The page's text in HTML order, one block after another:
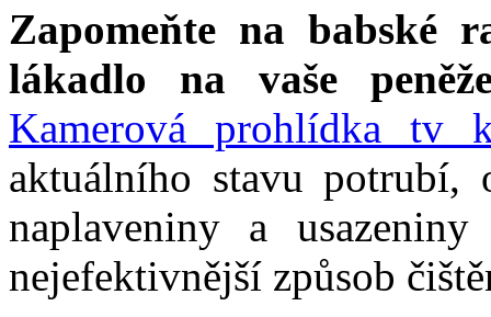
Zapomeňte na babské
lákadlo na vaše
Kamerová prohlídka tv
aktuálního stavu potrubí,
naplaveniny a
nejefektivnější způsob